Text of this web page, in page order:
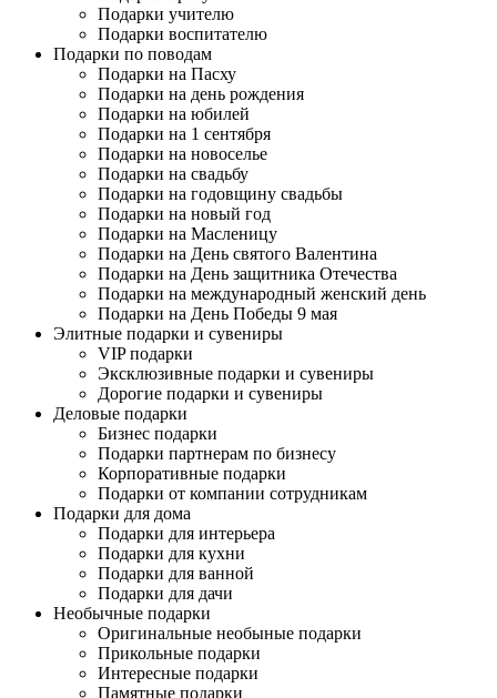
Подарки учителю
Подарки воспитателю
Подарки по поводам
Подарки на Пасху
Подарки на день рождения
Подарки на юбилей
Подарки на 1 сентября
Подарки на новоселье
Подарки на свадьбу
Подарки на годовщину свадьбы
Подарки на новый год
Подарки на Масленицу
Подарки на День святого Валентина
Подарки на День защитника Отечества
Подарки на международный женский день
Подарки на День Победы 9 мая
Элитные подарки и сувениры
VIP подарки
Эксклюзивные подарки и сувениры
Дорогие подарки и сувениры
Деловые подарки
Бизнес подарки
Подарки партнерам по бизнесу
Корпоративные подарки
Подарки от компании сотрудникам
Подарки для дома
Подарки для интерьера
Подарки для кухни
Подарки для ванной
Подарки для дачи
Необычные подарки
Оригинальные необыные подарки
Прикольные подарки
Интересные подарки
Памятные подарки